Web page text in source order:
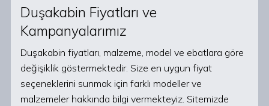
Duşakabin Fiyatları ve
Kampanyalarımız
Duşakabin fiyatları, malzeme, model ve ebatlara göre
değişiklik göstermektedir. Size en uygun fiyat
seçeneklerini sunmak için farklı modeller ve
malzemeler hakkında bilgi vermekteyiz. Sitemizde